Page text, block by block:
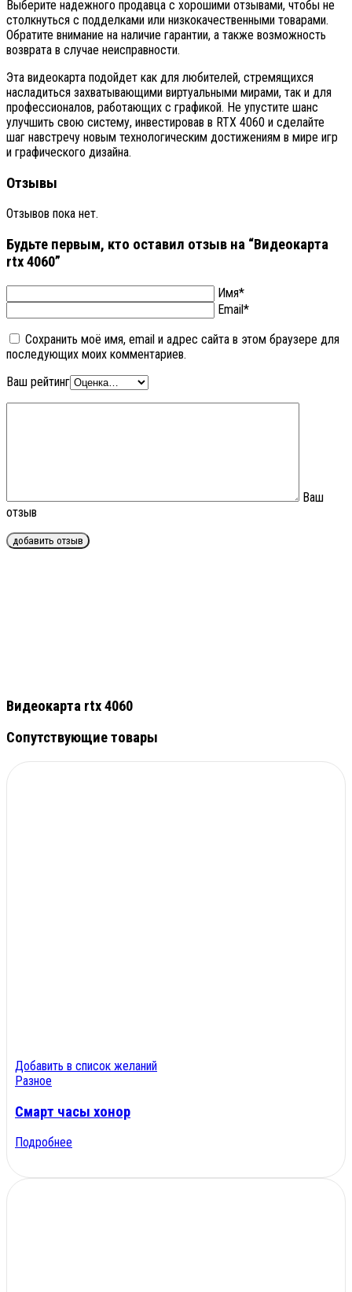
Выберите надежного продавца с хорошими отзывами, чтобы не
столкнуться с подделками или низкокачественными товарами.
Обратите внимание на наличие гарантии, а также возможность
возврата в случае неисправности.
Эта видеокарта подойдет как для любителей, стремящихся
насладиться захватывающими виртуальными мирами, так и для
профессионалов, работающих с графикой. Не упустите шанс
улучшить свою систему, инвестировав в RTX 4060 и сделайте
шаг навстречу новым технологическим достижениям в мире игр
и графического дизайна.
Отзывы
Отзывов пока нет.
Будьте первым, кто оставил отзыв на “Видеокарта
rtx 4060”
Имя*
Email*
Сохранить моё имя, email и адрес сайта в этом браузере для
последующих моих комментариев.
Ваш рейтинг
Ваш
отзыв
Видеокарта rtx 4060
Сопутствующие товары
Добавить в список желаний
Разное
Смарт часы хонор
Подробнее